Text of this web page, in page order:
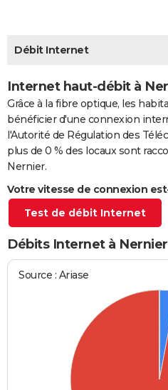
GUIDES D'ACHAT
CARTE DE VOEUX
Carte de Noël
Carte Bonne année
Carte Saint-Valentin
Carte Pâques
Carte d'anniversaire
DICTIONNAIRE
Biographies
Expressions
PROGRAMME TV
COPAINS D'AVANT
S'inscrire
Se connecter
Lycées
Collèges
Primaires
Universités
Entreprises
Service militaire
Avis de recherche
AVIS DE DÉCÈS
FORUM
Bricolage
Lifestyle
Culture
Sport
Auto
Television
Voyage
Cinema
Débit Internet
Internet haut-débit à
Grâce à la fibre optique, les
bénéficier d'une connexion
l'Autorité de Régulation des
plus de 0 % des locaux sont
Nernier.
Votre vitesse de connexion
Test de débit Internet
Débits Internet à Nernier
Source : Ariase